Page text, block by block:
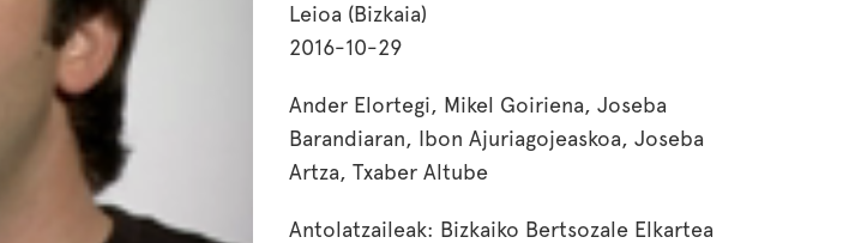
Leioa (Bizkaia)
2016-10-29
Ander Elortegi, Mikel Goiriena, Joseba
Barandiaran, Ibon Ajuriagojeaskoa, Joseba
Artza, Txaber Altube
Antolatzaileak: Bizkaiko Bertsozale Elkartea